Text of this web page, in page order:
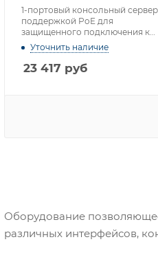
1-портовый консольный
поддержкой PoE для
защищенного подключения к
устройствам с интерфейсом RS-
232/422/485
Уточнить наличие
23 417 руб
Оборудование
различных интерфейсов,